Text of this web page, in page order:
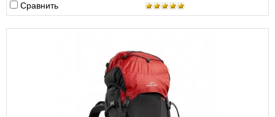
Сравнить